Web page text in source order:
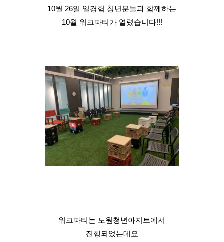
10월 26일 일경험 청년분들과 함께하는
10월 워크파티가 열렸습니다!!!
워크파티는 노원청년아지트에서
진행되었는데요